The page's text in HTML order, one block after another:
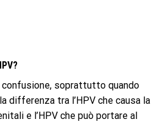
confusione, soprattutto quando
differenza tra l’HPV che causa la
e l’HPV che può portare al